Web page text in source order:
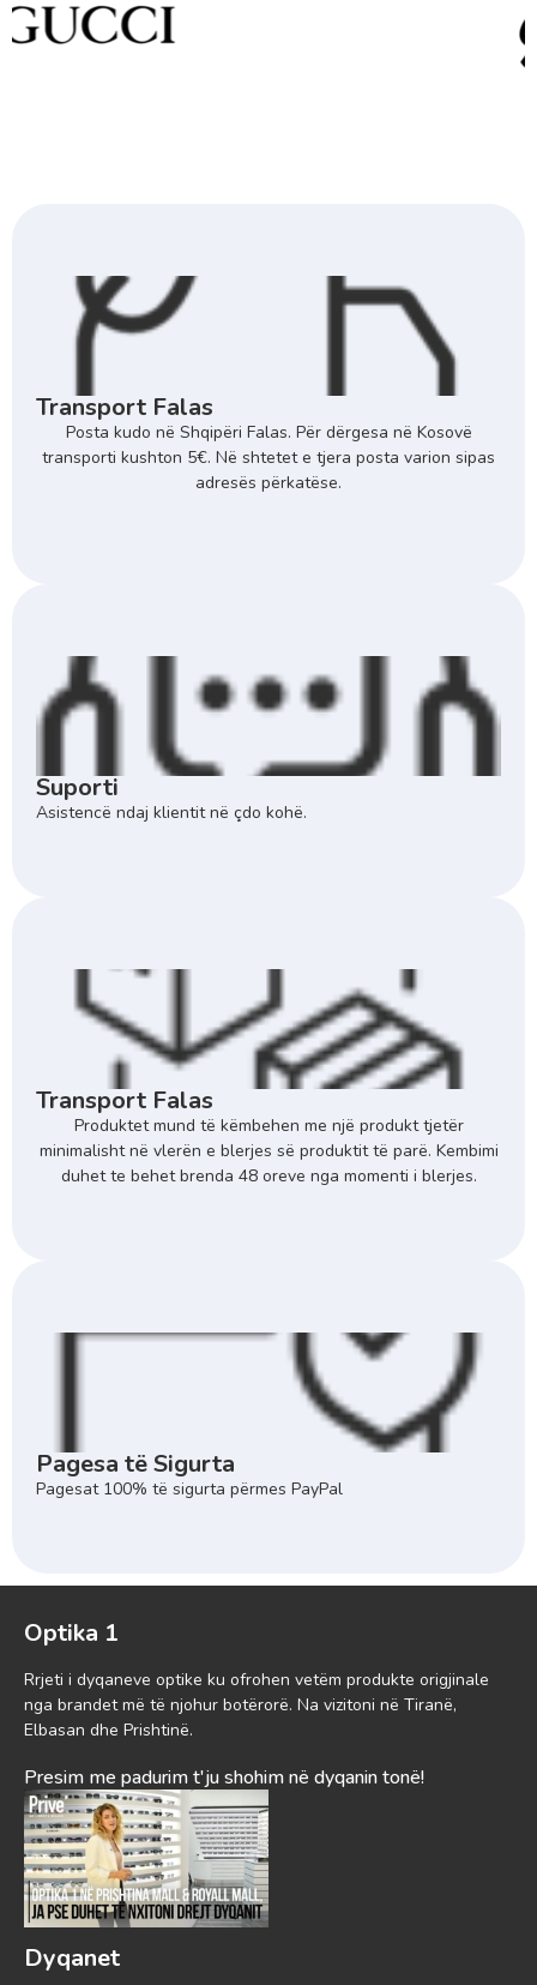
Transport Falas
Posta kudo në Shqipëri Falas. Për dërgesa në Kosovë
transporti kushton 5€. Në shtetet e tjera posta varion sipas
adresës përkatëse.
Suporti
Asistencë ndaj klientit në çdo kohë.
Transport Falas
Produktet mund të këmbehen me një produkt tjetër
minimalisht në vlerën e blerjes së produktit të parë. Kembimi
duhet te behet brenda 48 oreve nga momenti i blerjes.
Pagesa të Sigurta
Pagesat 100% të sigurta përmes PayPal
Optika 1
Rrjeti i dyqaneve optike ku ofrohen vetëm produkte origjinale
nga brandet më të njohur botërorë. Na vizitoni në Tiranë,
Elbasan dhe Prishtinë.
Presim me padurim t'ju shohim në dyqanin tonë!
Dyqanet